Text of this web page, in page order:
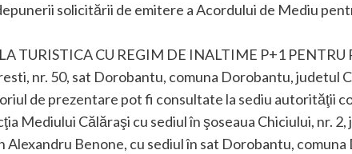
solicitării de emitere a Acordului de Mediu
TURISTICA CU REGIM DE INALTIME P+1 PENTRU
nr. 50, sat Dorobantu, comuna Dorobantu, judetul
de prezentare pot fi consultate la sediu autorităţii
Mediului Călăraşi cu sediul în şoseaua Chiciului, nr.
Alexandru Benone, cu sediul în sat Dorobantu,